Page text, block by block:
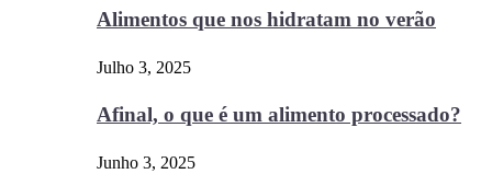
Alimentos que nos hidratam no verão
Julho 3, 2025
Afinal, o que é um alimento processado?
Junho 3, 2025